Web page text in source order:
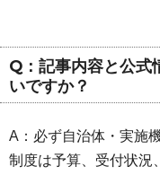
Q：記事内容と公式
いですか？
A：必ず自治体・実施
制度は予算、受付状況